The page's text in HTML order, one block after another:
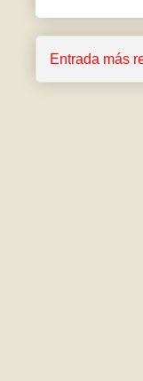
Entrada más